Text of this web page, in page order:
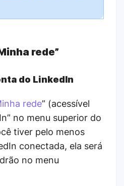
rede”
do LinkedIn
rede” (acessível
no menu superior do
tiver pelo menos
conectada, ela será
no menu